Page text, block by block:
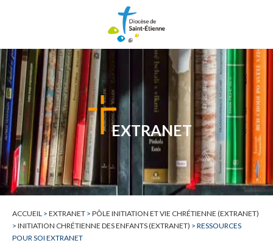
EXTRANET
ACCUEIL > EXTRANET > PÔLE INITIATION ET VIE CHRÉTIENNE (EXTRANET)
> INITIATION CHRÉTIENNE DES ENFANTS (EXTRANET) > RESSOURCES
POUR SOI EXTRANET